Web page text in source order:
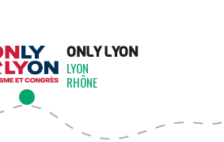
ONLY LYON
LYON
RHÔNE